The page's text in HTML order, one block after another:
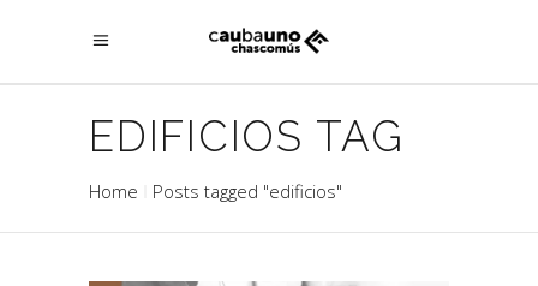
EDIFICIOS TAG
Home Posts tagged "edificios"